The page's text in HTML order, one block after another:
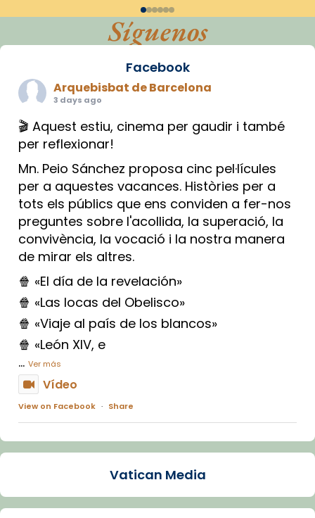
Síguenos
Facebook
Arquebisbat de Barcelona
3 days ago
🎬 Aquest estiu, cinema per gaudir i també
per reflexionar!
Mn. Peio Sánchez proposa cinc pel·lícules
per a aquestes vacances. Històries per a
tots els públics que ens conviden a fer-nos
preguntes sobre l'acollida, la superació, la
convivència, la vocació i la nostra manera
de mirar els altres.
🍿 «El día de la revelación»
🍿 «Las locas del Obelisco»
🍿 «Viaje al país de los blancos»
🍿 «León XIV, e
... Ver más
Vídeo
View on Facebook · Share
Arquebisbat de Barcelona
La Carmina va patir depressió. Fa gairebé
dos mesos, a l'Estadi Lluís Companys, la
Vatican Media